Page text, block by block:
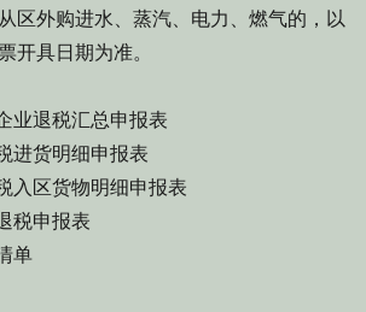
区外购进水、蒸汽、电力、燃气的，以
开具日期为准。
退税汇总申报表
货明细申报表
区货物明细申报表
申报表
单